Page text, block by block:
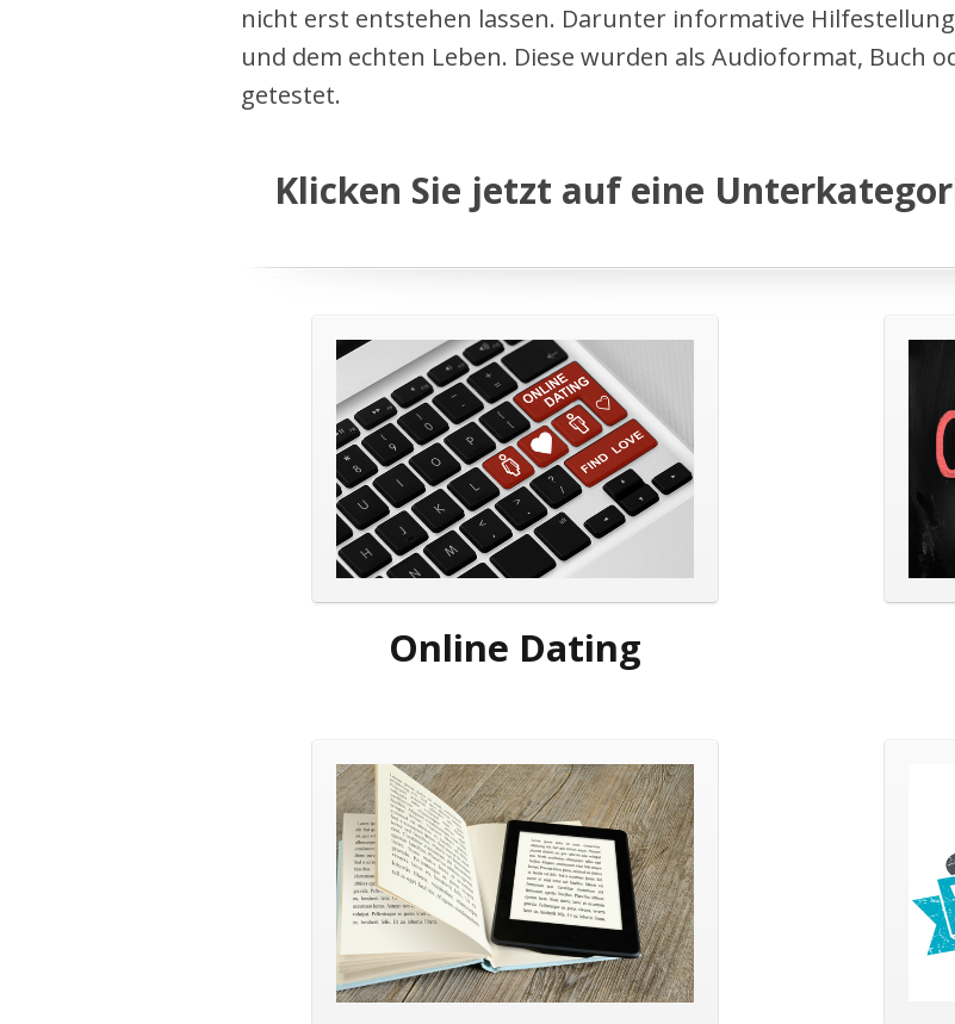
nicht erst entstehen lassen. Darunter informative
und dem echten Leben. Diese wurden als Audioformat, Buch
getestet.
Klicken Sie jetzt auf eine
Online Dating